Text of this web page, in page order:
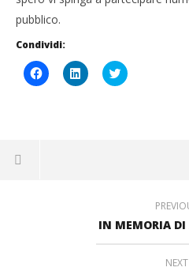
pubblico.
Condividi:
Fai
clic
Fai
clic
Click
to
IN MEMORIA DI
NEXT